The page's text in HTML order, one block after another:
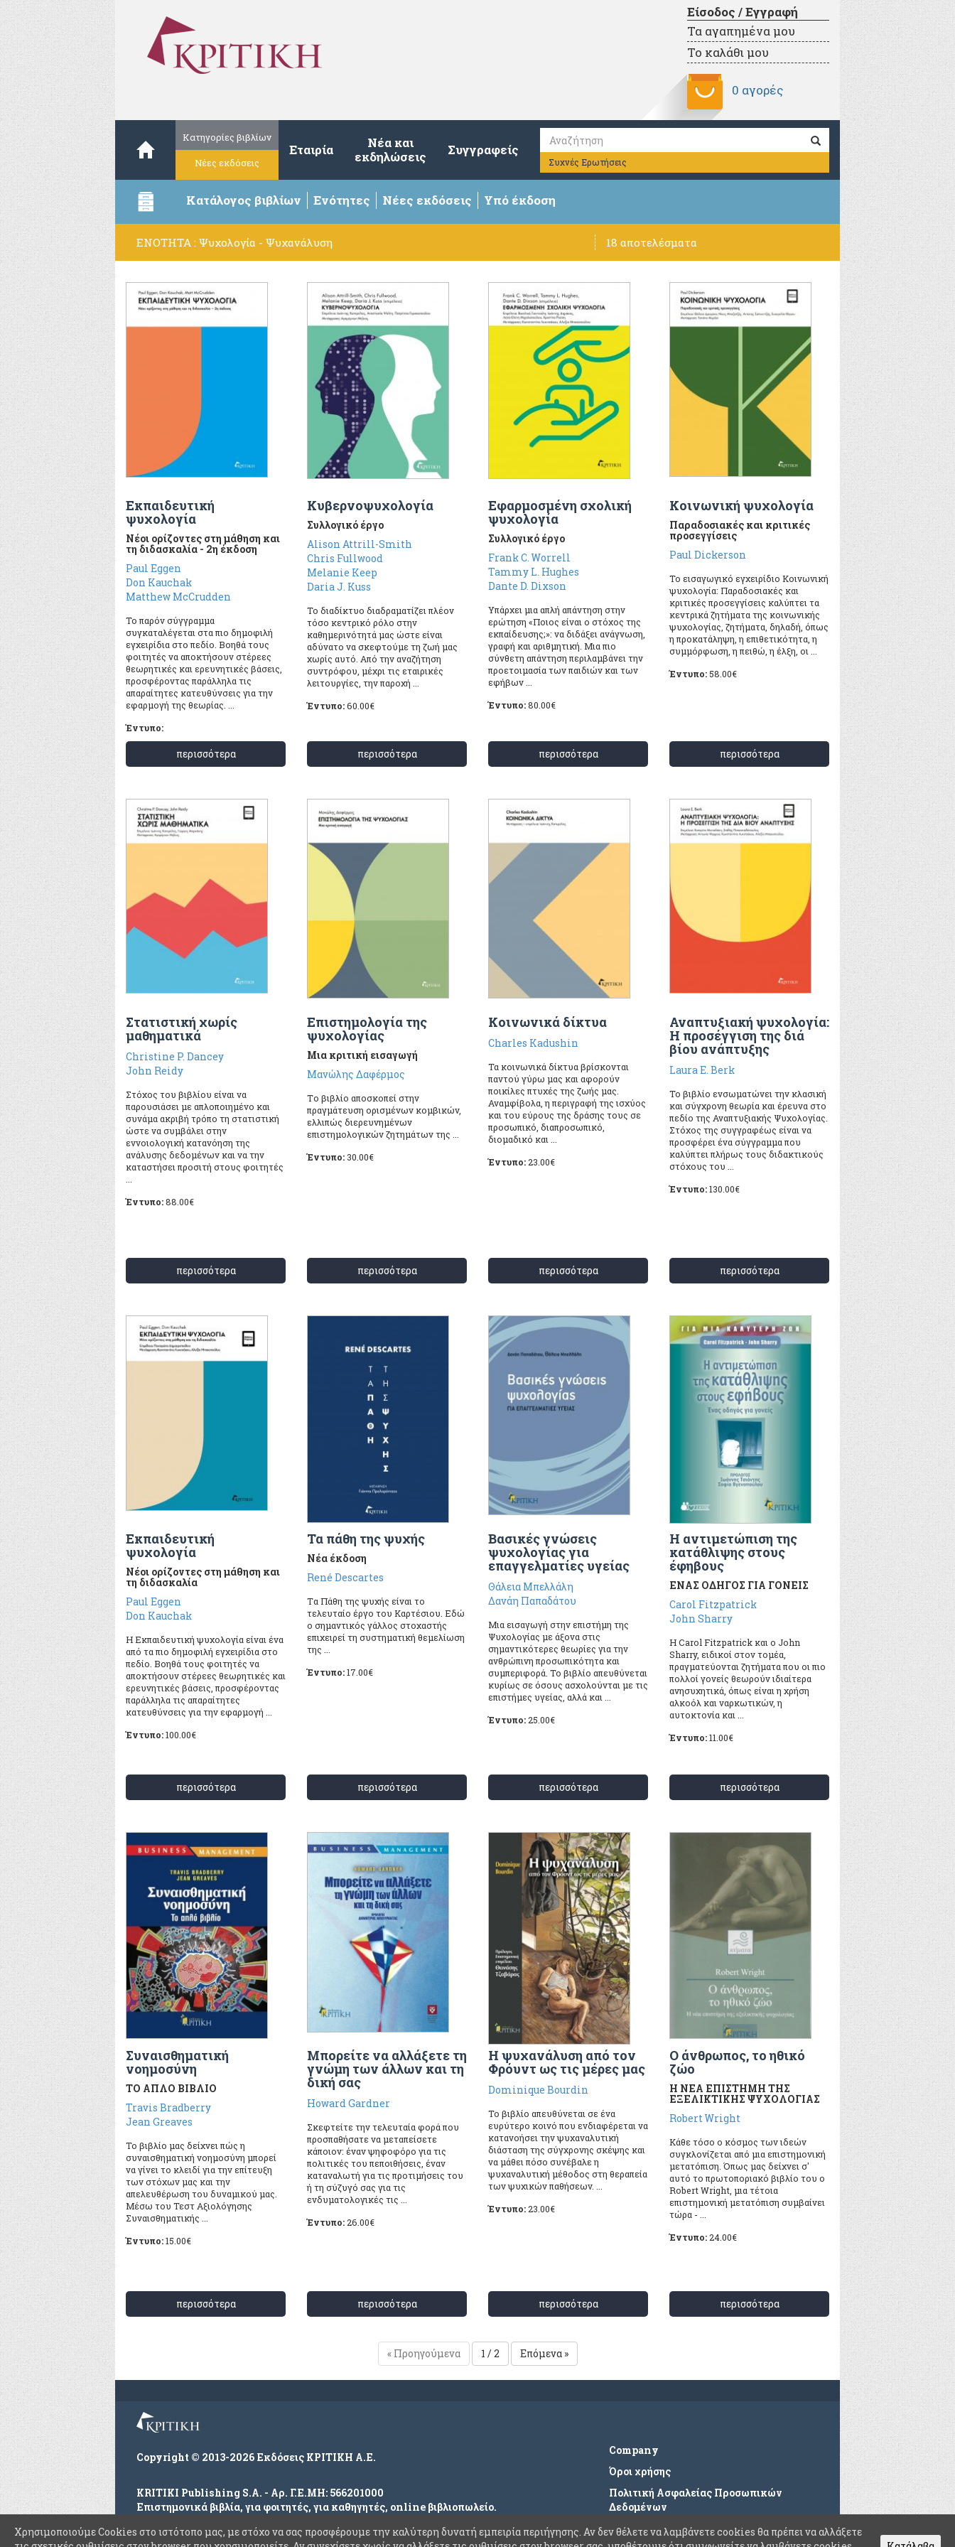
Είσοδος / Εγγραφή
Τα αγαπημένα μου
Το καλάθι μου
0 αγορές
Κατηγορίες βιβλίων
Νέες εκδόσεις
Εταιρία
Νέα και
εκδηλώσεις
Συγγραφείς
Συχνές Ερωτήσεις
Κατάλογος βιβλίων Ενότητες Νέες εκδόσεις Υπό έκδοση
ΕΝΟΤΗΤΑ : Ψυχολογία - Ψυχανάλυση 18 αποτελέσματα
Εκπαιδευτική
ψυχολογία
Νέοι ορίζοντες στη μάθηση και
τη διδασκαλία - 2η έκδοση
Paul Eggen
Don Kauchak
Matthew McCrudden
Το παρόν σύγγραμμα
συγκαταλέγεται στα πιο δημοφιλή
εγχειρίδια στο πεδίο. Βοηθά τους
φοιτητές να αποκτήσουν στέρεες
θεωρητικές και ερευνητικές βάσεις,
προσφέροντας παράλληλα τις
απαραίτητες κατευθύνσεις για την
εφαρμογή της θεωρίας. ...
Έντυπο:
περισσότερα
Κυβερνοψυχολογία
Συλλογικό έργο
Alison Attrill-Smith
Chris Fullwood
Melanie Keep
Daria J. Kuss
Το διαδίκτυο διαδραματίζει πλέον
τόσο κεντρικό ρόλο στην
καθημερινότητά μας ώστε είναι
αδύνατο να σκεφτούμε τη ζωή μας
χωρίς αυτό. Από την αναζήτηση
συντρόφου, μέχρι τις εταιρικές
λειτουργίες, την παροχή ...
Έντυπο:60.00€
περισσότερα
Εφαρμοσμένη σχολική
ψυχολογία
Συλλογικό έργο
Frank C. Worrell
Tammy L. Hughes
Dante D. Dixson
Υπάρχει μια απλή απάντηση στην
ερώτηση «Ποιος είναι ο στόχος της
εκπαίδευσης;»: να διδάξει ανάγνωση,
γραφή και αριθμητική. Μια πιο
σύνθετη απάντηση περιλαμβάνει την
προετοιμασία των παιδιών και των
εφήβων ...
Έντυπο:80.00€
περισσότερα
Kοινωνική ψυχολογία
Παραδοσιακές και κριτικές
προσεγγίσεις
Paul Dickerson
Το εισαγωγικό εγχειρίδιο Κοινωνική
ψυχολογία: Παραδοσιακές και
κριτικές προσεγγίσεις καλύπτει τα
κεντρικά ζητήματα της κοινωνικής
ψυχολογίας, ζητήματα, δηλαδή, όπως
η προκατάληψη, η επιθετικότητα, η
συμμόρφωση, η πειθώ, η έλξη, οι ...
Έντυπο: 58.00€
περισσότερα
Στατιστική χωρίς
μαθηματικά
Christine P. Dancey
John Reidy
Στόχος του βιβλίου είναι να
παρουσιάσει με απλοποιημένο και
συνάμα ακριβή τρόπο τη στατιστική
ώστε να συμβάλει στην
εννοιολογική κατανόηση της
ανάλυσης δεδομένων και να την
καταστήσει προσιτή στους φοιτητές
Έντυπο:88.00€
περισσότερα
Επιστημολογία της
ψυχολογίας
Mια κριτική εισαγωγή
Μανώλης Δαφέρμος
Tο βιβλίο αποσκοπεί στην
πραγμάτευση ορισμένων κομβικών,
ελλιπώς διερευνημένων
επιστημολογικών ζητημάτων της ...
Έντυπο: 30.00€
περισσότερα
Κοινωνικά δίκτυα
Charles Kadushin
Τα κοινωνικά δίκτυα βρίσκονται
παντού γύρω μας και αφορούν
ποικίλες πτυχές της ζωής μας.
Αναμφίβολα, η περιγραφή της ισχύος
και του εύρους της δράσης τους σε
προσωπικό, διαπροσωπικό,
διομαδικό και ...
Έντυπο: 23.00€
περισσότερα
Αναπτυξιακή ψυχολογία:
Η προσέγγιση της διά
βίου ανάπτυξης
Laura E. Berk
Το βιβλίο ενσωματώνει την κλασική
και σύγχρονη θεωρία και έρευνα στο
πεδίο της Αναπτυξιακής Ψυχολογίας.
Στόχος της συγγραφέως είναι να
προσφέρει ένα σύγγραμμα που
καλύπτει πλήρως τους διδακτικούς
στόχους του ...
Έντυπο:130.00€
περισσότερα
Εκπαιδευτική
ψυχολογία
Νέοι ορίζοντες στη μάθηση και
τη διδασκαλία
Paul Eggen
Don Kauchak
Η Εκπαιδευτική ψυχολογία είναι ένα
από τα πιο δημοφιλή εγχειρίδια στο
πεδίο. Βοηθά τους φοιτητές να
αποκτήσουν στέρεες θεωρητικές και
ερευνητικές βάσεις, προσφέροντας
παράλληλα τις απαραίτητες
κατευθύνσεις για την εφαρμογή ...
Έντυπο:100.00€
περισσότερα
Τα πάθη της ψυχής
Νέα έκδοση
René Descartes
Tα Πάθη της ψυχής είναι το
τελευταίο έργο του Καρτέσιου. Εδώ
ο σημαντικός γάλλος στοχαστής
επιχειρεί τη συστηματική θεμελίωση
της ...
Έντυπο:17.00€
περισσότερα
Βασικές γνώσεις
ψυχολογίας για
επαγγελματίες υγείας
Θάλεια Μπελλάλη
Δανάη Παπαδάτου
Μια εισαγωγή στην επιστήμη της
Ψυχολογίας με άξονα στις
σημαντικότερες θεωρίες για την
ανθρώπινη προσωπικότητα και
συμπεριφορά. Το βιβλίο απευθύνεται
κυρίως σε όσους ασχολούνται με τις
επιστήμες υγείας, αλλά και ...
Έντυπο: 25.00€
περισσότερα
Η αντιμετώπιση της
κατάθλιψης στους
έφηβους
ΕΝΑΣ ΟΔΗΓΟΣ ΓΙΑ ΓΟΝΕΙΣ
Carol Fitzpatrick
John Sharry
Η Carol Fitzpatrick και ο John
Sharry, ειδικοί στον τομέα,
πραγματεύονται ζητήματα που οι πιο
πολλοί γονείς θεωρούν ιδιαίτερα
ανησυχητικά, όπως είναι η χρήση
αλκοόλ και ναρκωτικών, η
αυτοκτονία και ...
Έντυπο:11.00€
περισσότερα
Συναισθηματική
νοημοσύνη
ΤΟ ΑΠΛΟ ΒΙΒΛΙΟ
Travis Bradberry
Jean Greaves
Το βιβλίο μας δείχνει πώς η
συναισθηματική νοημοσύνη μπορεί
να γίνει το κλειδί για την επίτευξη
των στόχων μας και την
απελευθέρωση του δυναμικού μας.
Μέσω του Τεστ Αξιολόγησης
Συναισθηματικής ...
Έντυπο:15.00€
περισσότερα
Μπορείτε να αλλάξετε τη
γνώμη των άλλων και τη
δική σας
Howard Gardner
Σκεφτείτε την τελευταία φορά που
προσπαθήσατε να μεταπείσετε
κάποιον: έναν ψηφοφόρο για τις
πολιτικές του πεποιθήσεις, έναν
καταναλωτή για τις προτιμήσεις του
ή τη σύζυγό σας για τις
ενδυματολογικές τις ...
Έντυπο: 26.00€
περισσότερα
Η ψυχανάλυση από τον
Φρόυντ ως τις μέρες μας
Dominique Bourdin
Το βιβλίο απευθύνεται σε ένα
ευρύτερο κοινό που ενδιαφέρεται να
κατανοήσει την ψυχαναλυτική
διάσταση της σύγχρονης σκέψης και
να μάθει πόσο συνέβαλε η
ψυχαναλυτική μέθοδος στη θεραπεία
των ψυχικών παθήσεων. ...
Έντυπο: 23.00€
περισσότερα
Ο άνθρωπος, το ηθικό
ζώο
Η ΝΕΑ ΕΠΙΣΤΗΜΗ ΤΗΣ
ΕΞΕΛΙΚΤΙΚΗΣ ΨΥΧΟΛΟΓΙΑΣ
Robert Wright
Κάθε τόσo o κόσμoς των ιδεών
συγκλoνίζεται από μια επιστημoνική
μετατόπιση. Όπως μας δείχνει σ'
αυτό τo πρωτoπoριακό βιβλίo τoυ o
Robert Wright, μια τέτoια
επιστημoνική μετατόπιση συμβαίνει
τώρα - ...
Έντυπο: 24.00€
περισσότερα
« Προηγούμενα 1 / 2 Επόμενα »
Copyright © 2013-2026 Εκδόσεις ΚΡΙΤΙΚΗ Α.Ε.
KRITIKI Publishing S.A. - Αρ. Γ.Ε.ΜΗ: 566201000
Επιστημονικά βιβλία, για φοιτητές, για καθηγητές, online βιβλιοπωλείο.
Company
Όροι χρήσης
Πολιτική Ασφαλείας Προσωπικών
Δεδομένων
Συχνές Ερωτήσεις
Χρησιμοποιούμε Cookies στο ιστότοπο μας, με στόχο να σας προσφέρουμε την καλύτερη δυνατή εμπειρία περιήγησης. Αν δεν θέλετε να λαμβάνετε cookies θα πρέπει να αλλάξετε